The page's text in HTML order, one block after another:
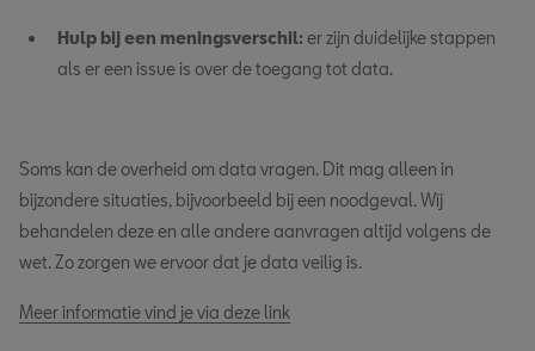
Hulp bij een meningsverschil: er zijn duidelijke stappen
als er een issue is over de toegang tot data.
Soms kan de overheid om data vragen. Dit mag alleen in
bijzondere situaties, bijvoorbeeld bij een noodgeval. Wij
behandelen deze en alle andere aanvragen altijd volgens de
wet. Zo zorgen we ervoor dat je data veilig is.
Meer informatie vind je via deze link